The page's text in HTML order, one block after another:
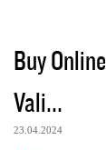
Buy Online
Vali...
23.04.2024